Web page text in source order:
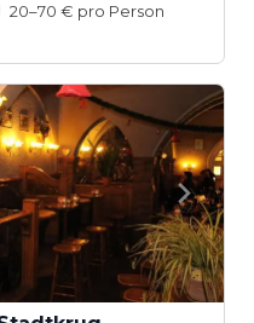
20–70 € pro Person